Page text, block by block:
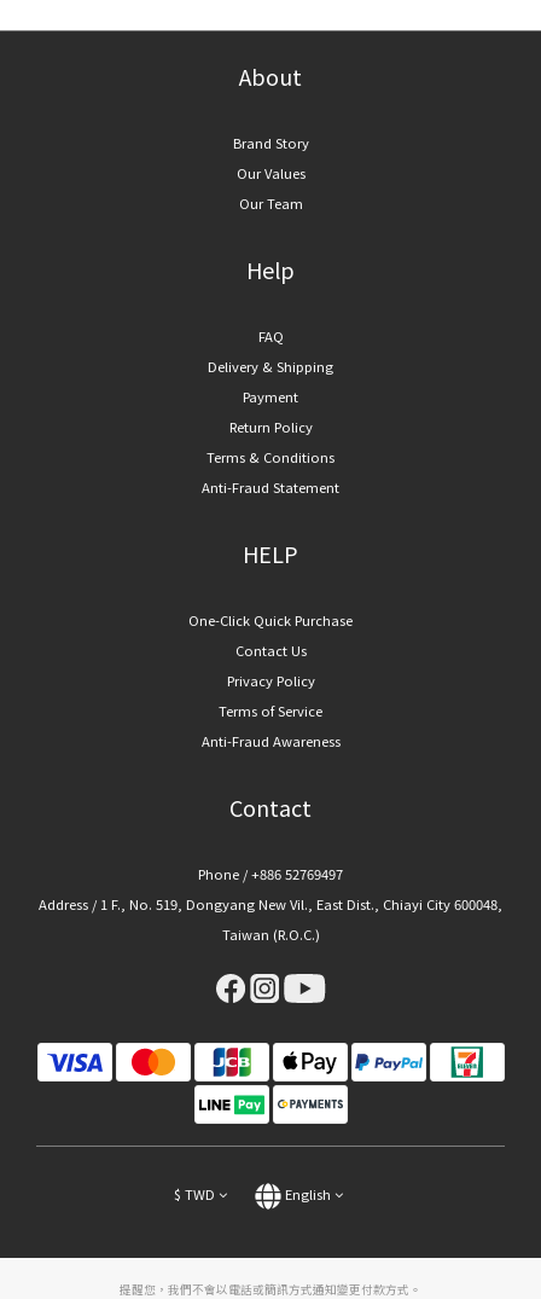
About
Brand Story
Our Values
Our Team
Help
FAQ
Delivery & Shipping
Payment
Return Policy
Terms & Conditions
Anti-Fraud Statement
HELP
One-Click Quick Purchase
Contact Us
Privacy Policy
Terms of Service
Anti-Fraud Awareness
Contact
Phone / +886 52769497
Address / 1 F., No. 519, Dongyang New Vil., East Dist., Chiayi City 600048,
Taiwan (R.O.C.)
$ TWD English
提醒您，我們不會以電話或簡訊方式通知變更付款方式。